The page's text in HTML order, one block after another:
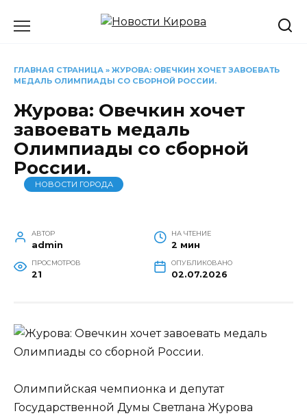
ГЛАВНАЯ СТРАНИЦА » ЖУРОВА: ОВЕЧКИН ХОЧЕТ ЗАВОЕВАТЬ
МЕДАЛЬ ОЛИМПИАДЫ СО СБОРНОЙ РОССИИ.
Журова: Овечкин хочет
завоевать медаль
Олимпиады со сборной
России.
НОВОСТИ ГОРОДА
АВТОР
admin
НА ЧТЕНИЕ
2 мин
ПРОСМОТРОВ
21
ОПУБЛИКОВАНО
02.07.2026
Олимпийская чемпионка и депутат
Государственной Думы Светлана Журова